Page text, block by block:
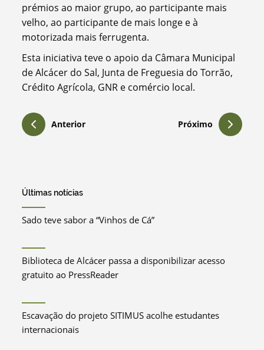
prémios ao maior grupo, ao participante mais
velho, ao participante de mais longe e à
motorizada mais ferrugenta.
Esta iniciativa teve o apoio da Câmara Municipal
de Alcácer do Sal, Junta de Freguesia do Torrão,
Crédito Agrícola, GNR e comércio local.
Anterior Próximo
Últimas notícias
Sado teve sabor a “Vinhos de Cá”
Biblioteca de Alcácer passa a disponibilizar acesso
gratuito ao PressReader
Escavação do projeto SITIMUS acolhe estudantes
internacionais